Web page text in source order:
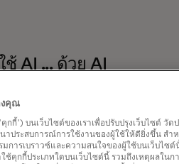
AI ... ด้วย AI
นำปัญญาประดิษฐ์ (AI) มาใช้ในก
ขั้นสูงเพื่อขโมยเงินหรือข้อมูล แล
ลลาร์สหรัฐต่อปีในปี 2025 แต่แท้จ
กฝนโมเดล AI เพื่อคาดการณ์และ
อง Mastercard ใช้ AI รุ่นใหม่ใน
งคุณ
กกี้') บนเว็บไซต์ของเราเพื่อปรับปรุงเว็บไซต์ วัด
ประสบการณ์การใช้งานของผู้ใช้ให้ดียิ่งขึ้น สำห
การเบราวซ์และความสนใจของผู้ใช้บนเว็บไซต์
ช้คุกกี้ประเภทใดบนเว็บไซต์นี้ รวมถึงเหตุผลใน